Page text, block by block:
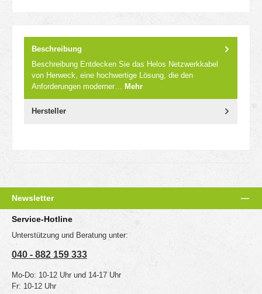
Beschreibung
Beschreibung Entdecken Sie das Helos Netzwerkkabel
von Herweck, eine hochwertige Lösung, die den
Anforderungen moderner… Mehr
Hersteller
Newsletter
Service-Hotline
Unterstützung und Beratung unter:
040 - 882 159 333
Mo-Do: 10-12 Uhr und 14-17 Uhr
Fr: 10-12 Uhr